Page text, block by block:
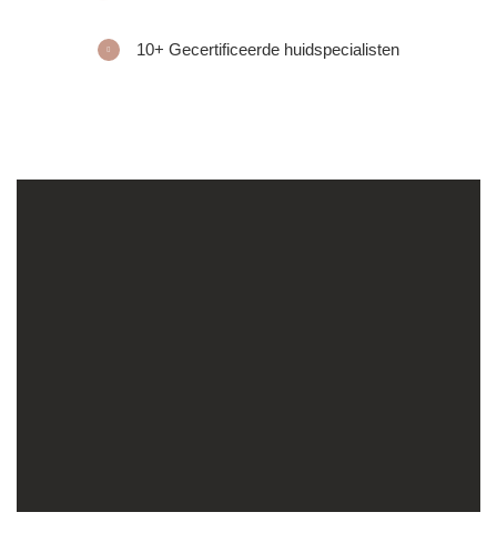
10+ Gecertificeerde huidspecialisten